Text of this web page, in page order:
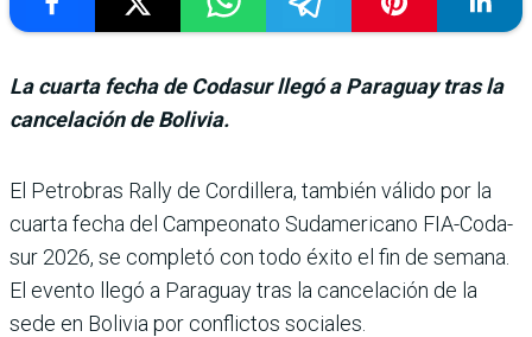
La cuarta fecha de Codasur llegó a Paraguay tras la
cancelación de Bolivia.
El Petrobras Rally de Cordillera, también válido por la
cuarta fecha del Campeonato Sudamericano FIA-Coda­
sur 2026, se completó con todo éxito el fin de semana.
El evento llegó a Paraguay tras la cancelación de la
sede en Bolivia por conflic­tos sociales.